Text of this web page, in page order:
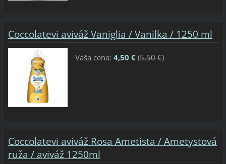
Coccolatevi aviváž Vaniglia / Vanilka / 1250 ml
Vaša cena: 4,50 €(5,50 €)
Coccolatevi aviváž Rosa Ametista / Ametystová
ruža / aviváž 1250ml